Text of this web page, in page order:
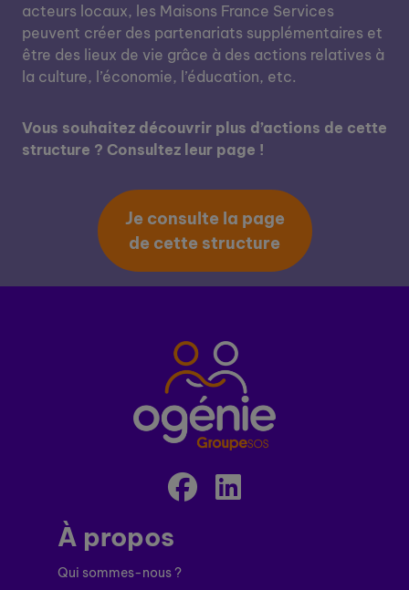
acteurs locaux, les Maisons France Services
peuvent créer des partenariats supplémentaires et
être des lieux de vie grâce à des actions relatives à
la culture, l’économie, l’éducation, etc.
Vous souhaitez découvrir plus d’actions de cette
structure ? Consultez leur page !
Je consulte la page
de cette structure
À propos
Qui sommes-nous ?